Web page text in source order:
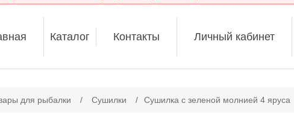
Каталог Контакты Личный кабинет
для рыбалки / Сушилки / Сушилка с зеленой молнией 4 яруса